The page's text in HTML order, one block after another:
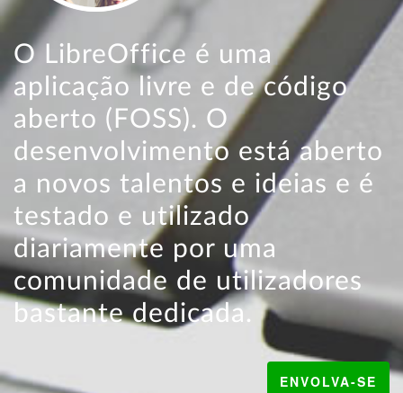
O LibreOffice é uma
aplicação livre e de código
aberto (FOSS). O
desenvolvimento está aberto
a novos talentos e ideias e é
testado e utilizado
diariamente por uma
comunidade de utilizadores
bastante dedicada.
ENVOLVA-SE